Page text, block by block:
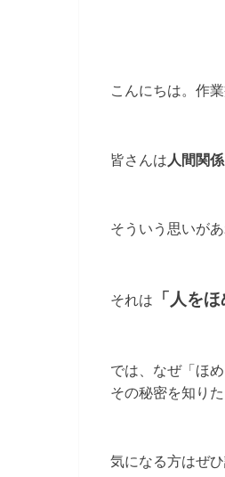
こんにちは。作
皆さんは 人間関
そういう思いが
それは 「人をほ
では、なぜ「ほ
その秘密を知りた
気になる方はぜ